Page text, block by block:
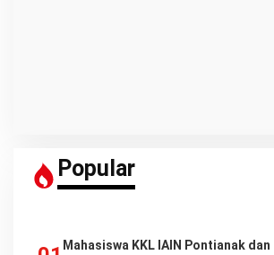
Popular
Mahasiswa KKL IAIN Pontianak dan